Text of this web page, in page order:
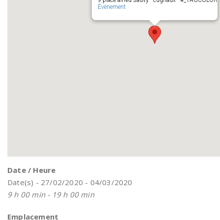
Évènement
Date / Heure
Date(s) - 27/02/2020 - 04/03/2020
9 h 00 min - 19 h 00 min
Emplacement